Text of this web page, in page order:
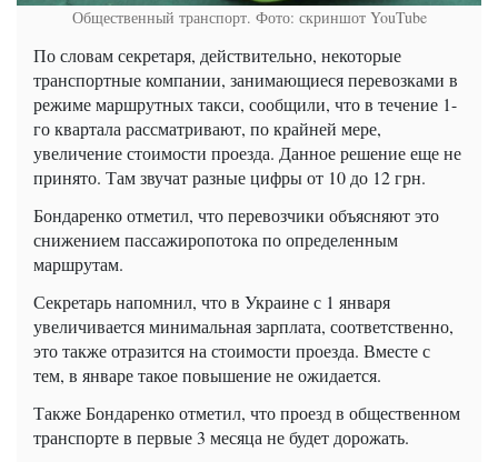
Общественный транспорт. Фото: скриншот YouTube
По словам секретаря, действительно, некоторые
транспортные компании, занимающиеся перевозками в
режиме маршрутных такси, сообщили, что в течение 1-
го квартала рассматривают, по крайней мере,
увеличение стоимости проезда. Данное решение еще не
принято. Там звучат разные цифры от 10 до 12 грн.
Бондаренко отметил, что перевозчики объясняют это
снижением пассажиропотока по определенным
маршрутам.
Секретарь напомнил, что в Украине с 1 января
увеличивается минимальная зарплата, соответственно,
это также отразится на стоимости проезда. Вместе с
тем, в январе такое повышение не ожидается.
Также Бондаренко отметил, что проезд в общественном
транспорте в первые 3 месяца не будет дорожать.